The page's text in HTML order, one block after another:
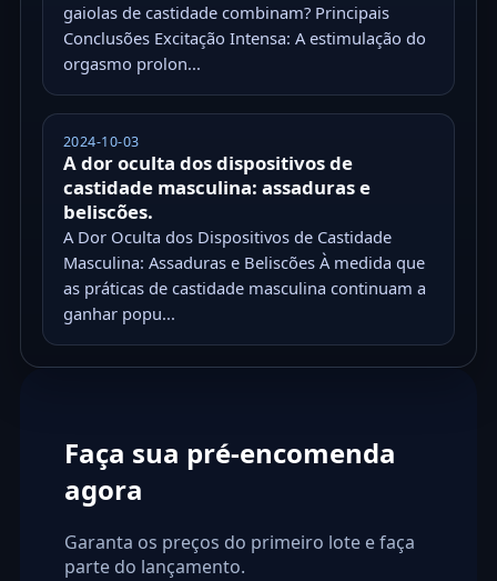
gaiolas de castidade combinam? Principais
Conclusões Excitação Intensa: A estimulação do
orgasmo prolon...
2024-10-03
A dor oculta dos dispositivos de
castidade masculina: assaduras e
beliscões.
A Dor Oculta dos Dispositivos de Castidade
Masculina: Assaduras e Beliscões À medida que
as práticas de castidade masculina continuam a
ganhar popu...
Faça sua pré-encomenda
agora
Garanta os preços do primeiro lote e faça
parte do lançamento.